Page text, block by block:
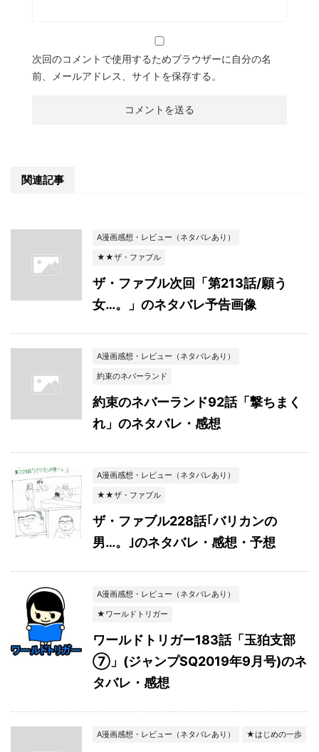
次回のコメントで使用するためブラウザーに自分の名
前、メールアドレス、サイトを保存する。
関連記事
A漫画感想・レビュー（ネタバレあり）
★★ザ・ファブル
ザ・ファブル次回「第213話/願う
女…。」のネタバレ予告画像
A漫画感想・レビュー（ネタバレあり）
約束のネバーランド
約束のネバーランド92話「撃ちまく
れ」のネタバレ・感想
A漫画感想・レビュー（ネタバレあり）
★★ザ・ファブル
ザ・ファブル228話｢バリカンの
男…。｣のネタバレ・感想・予想
A漫画感想・レビュー（ネタバレあり）
★ワールドトリガー
ワールドトリガー183話「玉狛支部
⑦」(ジャンプSQ2019年9月号)のネ
タバレ・感想
A漫画感想・レビュー（ネタバレあり） ★はじめの一歩